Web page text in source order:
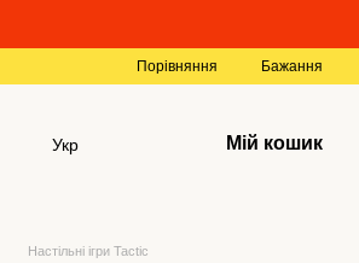
Порівняння Бажання
Укр Мій кошик
Настільні ігри Tactic